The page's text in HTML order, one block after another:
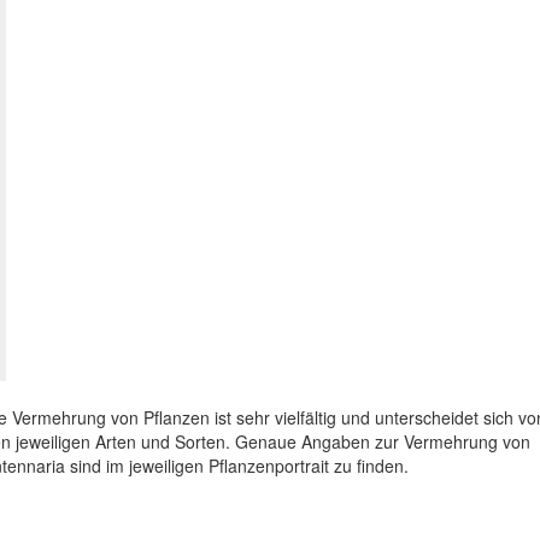
Vermehrung von Pflanzen ist sehr vielfältig und unterscheidet sich
jeweiligen Arten und Sorten. Genaue Angaben zur Vermehrung von
sind im jeweiligen Pflanzenportrait zu finden.